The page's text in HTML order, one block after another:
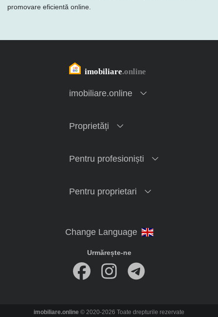
promovare eficientă online.
imobiliare.online
Proprietăți
Pentru profesioniști
Pentru proprietari
Urmărește-ne
imobiliare.online © 2020-2026 Toate drepturile rezervate